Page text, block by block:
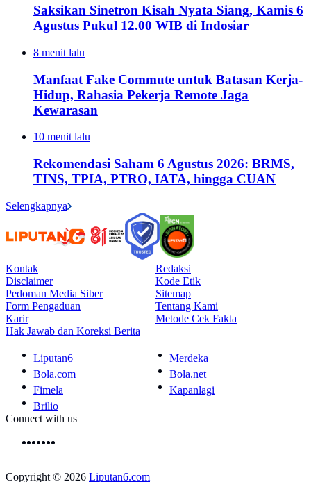
Saksikan Sinetron Kisah Nyata Siang, Kamis 6
Agustus Pukul 12.00 WIB di Indosiar
8 menit lalu
Manfaat Fake Commute untuk Batasan Kerja-
Hidup, Rahasia Pekerja Remote Jaga
Kewarasan
10 menit lalu
Rekomendasi Saham 6 Agustus 2026: BRMS,
TINS, TPIA, PTRO, IATA, hingga CUAN
Selengkapnya
Kontak
Redaksi
Disclaimer
Kode Etik
Pedoman Media Siber
Sitemap
Form Pengaduan
Tentang Kami
Karir
Metode Cek Fakta
Hak Jawab dan Koreksi Berita
Liputan6
Merdeka
Bola.com
Bola.net
Fimela
Kapanlagi
Brilio
Connect with us
Copyright © 2026 Liputan6.com